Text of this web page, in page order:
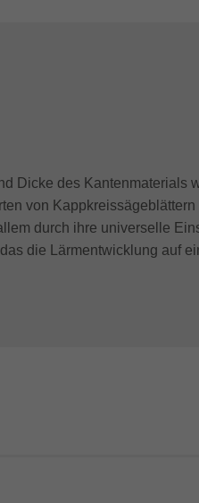
Dicke des Kantenmaterials
von
durch ihre universelle
die Lärmentwicklung auf